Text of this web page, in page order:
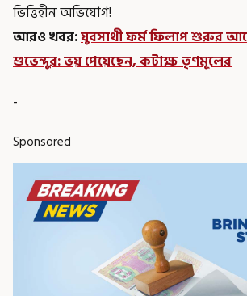
ভিত্তিহীন অভিযোগ!
আরও খবর:যুবসাথী ফর্ম ফিলাপ শুরুর
শুভেন্দুর: ভয় পেয়েছেন, কটাক্ষ তৃণমূলের
-
Sponsored